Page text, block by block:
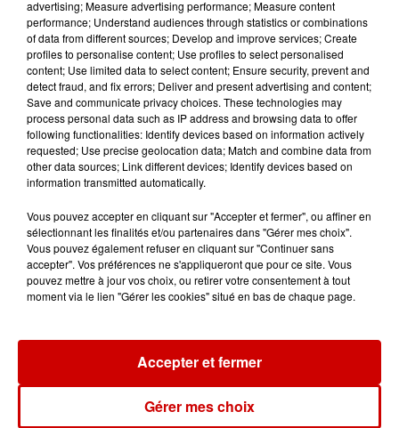
pour l'un des zoos de nos
régions !
Destination Vacances - Gagnez
votre séjour en famille au cœur
de la...
Destination Vacances : inscrivez-
vous !
Newsletter
advertising; Measure advertising performance; Measure content
performance; Understand audiences through statistics or combinations
of data from different sources; Develop and improve services; Create
profiles to personalise content; Use profiles to select personalised
content; Use limited data to select content; Ensure security, prevent and
detect fraud, and fix errors; Deliver and present advertising and content;
Save and communicate privacy choices. These technologies may
process personal data such as IP address and browsing data to offer
following functionalities: Identify devices based on information actively
requested; Use precise geolocation data; Match and combine data from
other data sources; Link different devices; Identify devices based on
information transmitted automatically.
Vous pouvez accepter en cliquant sur "Accepter et fermer", ou affiner en
sélectionnant les finalités et/ou partenaires dans "Gérer mes choix".
Vous pouvez également refuser en cliquant sur "Continuer sans
accepter". Vos préférences ne s'appliqueront que pour ce site. Vous
pouvez mettre à jour vos choix, ou retirer votre consentement à tout
moment via le lien "Gérer les cookies" situé en bas de chaque page.
Gérer mes choix
Accepter et fermer